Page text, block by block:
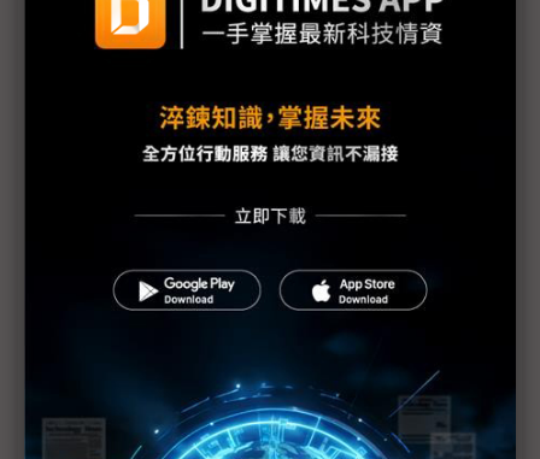
江申電巴車架訂單爆量 BMW電池箱4Q26量產挹注
中華車：台灣車市低迷延續至5月 2026全年銷售目
皆由三義廠量產
裕日車揭露中期策略方針 3年推13款新車全力搶市
評析：裕隆集團法說登場在即 定調2026車市景氣、
台灣車市進入結構性調整期 車廠都在等「先蹲後